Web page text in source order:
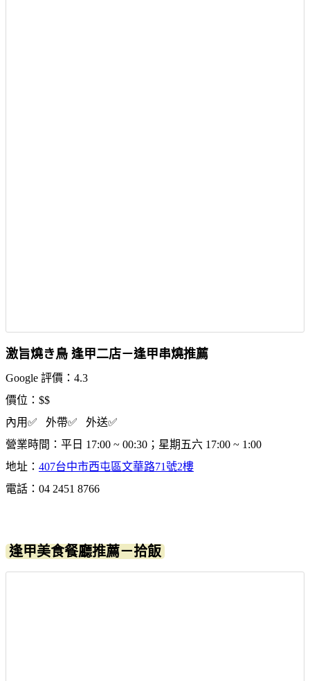
激旨燒き鳥 逢甲二店－逢甲串燒推薦
Google 評價：4.3
價位：$$
內用✅ 外帶✅ 外送✅
營業時間：平日 17:00 ~ 00:30；星期五六 17:00 ~ 1:00
地址： 407台中市西屯區文華路71號2樓
電話：04 2451 8766
逢甲美食餐廳推薦－拾飯